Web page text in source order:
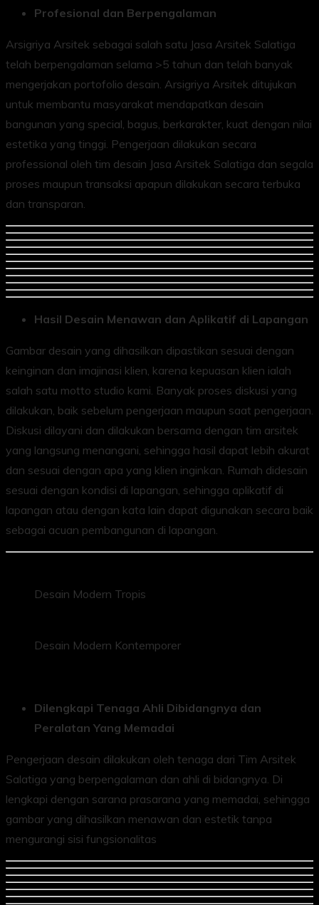
Profesional dan Berpengalaman
Arsigriya Arsitek sebagai salah satu Jasa Arsitek Salatiga
telah berpengalaman selama >5 tahun dan telah banyak
mengerjakan portofolio desain. Arsigriya Arsitek ditujukan
untuk membantu masyarakat mendapatkan desain
bangunan yang special, bagus, berkarakter, kuat dengan nilai
estetika yang tinggi. Pengerjaan dilakukan secara
professional oleh tim desain Jasa Arsitek Salatiga dan segala
proses maupun transaksi apapun dilakukan secara terbuka
dan transparan.
Hasil Desain Menawan dan Aplikatif di Lapangan
Gambar desain yang dihasilkan dipastikan sesuai dengan
keinginan dan imajinasi klien, karena kepuasan klien ialah
salah satu motto studio kami. Banyak proses diskusi yang
dilakukan, baik sebelum pengerjaan maupun saat pengerjaan.
Diskusi dilayani dan dilakukan bersama dengan tim arsitek
yang langsung menangani, sehingga hasil dapat lebih akurat
dan sesuai dengan apa yang klien inginkan. Rumah didesain
sesuai dengan kondisi di lapangan, sehingga aplikatif di
lapangan atau dengan kata lain dapat digunakan secara baik
sebagai acuan pembangunan di lapangan.
Desain Modern Tropis
Desain Modern Kontemporer
Dilengkapi Tenaga Ahli Dibidangnya dan
Peralatan Yang Memadai
Pengerjaan desain dilakukan oleh tenaga dari Tim Arsitek
Salatiga yang berpengalaman dan ahli di bidangnya. Di
lengkapi dengan sarana prasarana yang memadai, sehingga
gambar yang dihasilkan menawan dan estetik tanpa
mengurangi sisi fungsionalitas